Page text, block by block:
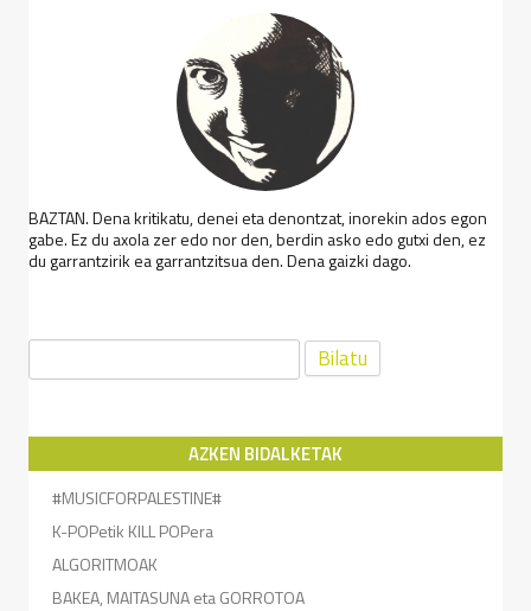
BAZTAN. Dena kritikatu, denei eta denontzat, inorekin ados egon
gabe. Ez du axola zer edo nor den, berdin asko edo gutxi den, ez
du garrantzirik ea garrantzitsua den. Dena gaizki dago.
Bilatu:
AZKEN BIDALKETAK
#MUSICFORPALESTINE#
K-POPetik KILL POPera
ALGORITMOAK
BAKEA, MAITASUNA eta GORROTOA